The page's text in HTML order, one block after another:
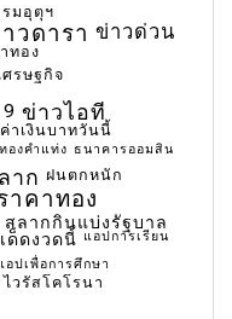
รมอุตุฯ
วดารา ข่าวด่วน
ทอง
ศรษฐกิจ
ข่าวไอที
ค่าเงินบาทวันนี้
ทองคำแท่ง ธนาคารออมสิน
าก ฝนตกหนัก
าคาทอง
สลากกินแบ่งรัฐบาล
ด็ดงวดนี้ แอปการเรียน
อปเพื่อการศึกษา
ไวรัสโคโรนา